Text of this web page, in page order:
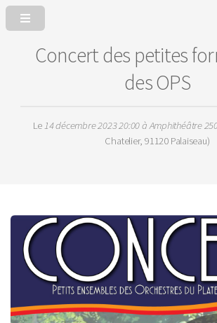
Concert des petites
des OPS
Le14 décembre 2023 20:00à Amphithéâtre
Chatelier, 91120 Palaiseau)